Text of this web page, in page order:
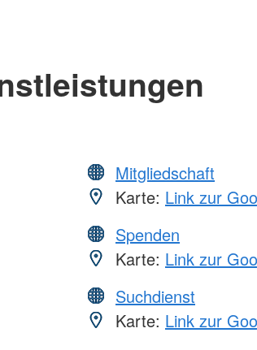
Mitgliedschaft
Karte: Link zur
Spenden
Karte: Link zur
Suchdienst
Karte: Link zur